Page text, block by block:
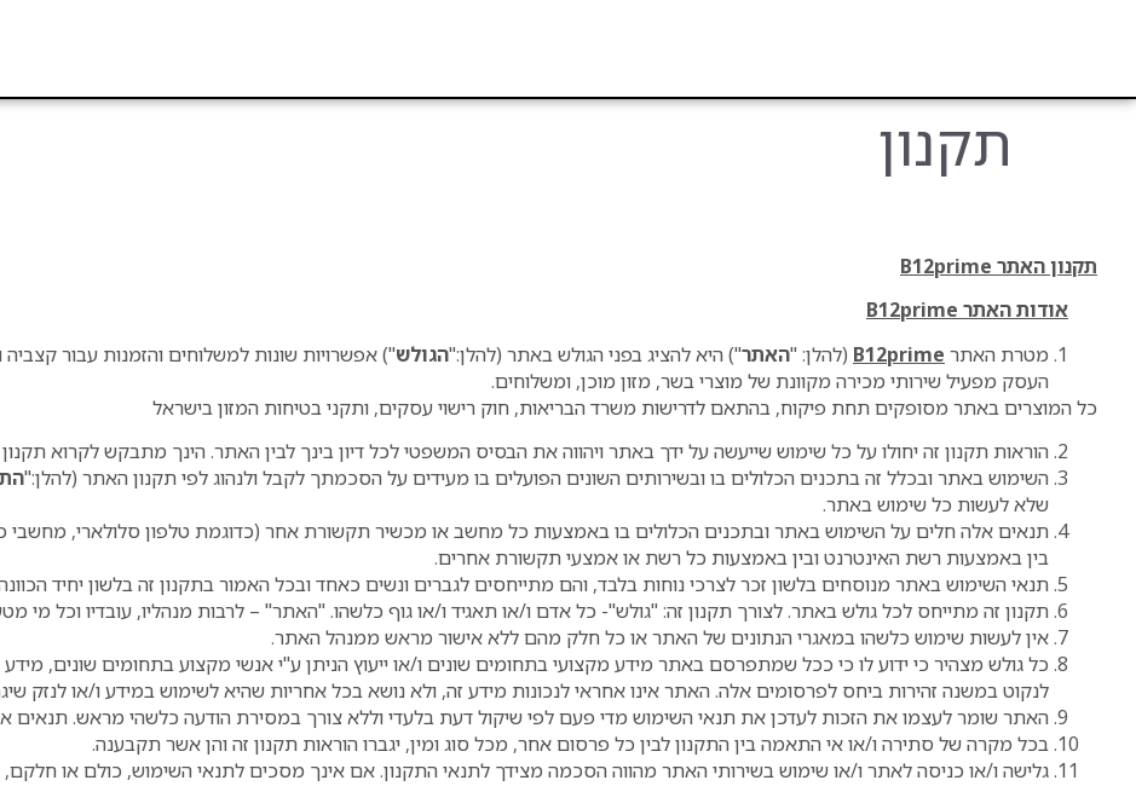
תקנון
תקנון האתר B12prime
אודות האתר B12prime
מטרת האתר B12prime (להלן: "האתר") היא להציג בפני הגולש באתר (להלן:"הגולש") אפשרויות שונות למשלוחים והזמנות עבור
העסק מפעיל שירותי מכירה מקוונת של מוצרי בשר, מזון מוכן, ומשלוחים.
כל המוצרים באתר מסופקים תחת פיקוח, בהתאם לדרישות משרד הבריאות, חוק רישוי עסקים, ותקני בטיחות המזון בישראל
הוראות תקנון זה יחולו על כל שימוש שייעשה על ידך באתר ויהווה את הבסיס המשפטי לכל דיון בינך לבין האתר. הינך מתבקש לקרוא תקנון
השימוש באתר ובכלל זה בתכנים הכלולים בו ובשירותים השונים הפועלים בו מעידים על הסכמתך לקבל ולנהוג לפי תקנון האתר (להלן:"
שלא לעשות כל שימוש באתר.
תנאים אלה חלים על השימוש באתר ובתכנים הכלולים בו באמצעות כל מחשב או מכשיר תקשורת אחר (כדוגמת טלפון סלולארי, מחשבי
בין באמצעות רשת האינטרנט ובין באמצעות כל רשת או אמצעי תקשורת אחרים.
תנאי השימוש באתר מנוסחים בלשון זכר לצרכי נוחות בלבד, והם מתייחסים לגברים ונשים כאחד ובכל האמור בתקנון זה בלשון יחיד
תקנון זה מתייחס לכל גולש באתר. לצורך תקנון זה: "גולש"- כל אדם ו/או תאגיד ו/או גוף כלשהו. "האתר" – לרבות מנהליו, עובדיו וכל מי
אין לעשות שימוש כלשהו במאגרי הנתונים של האתר או כל חלק מהם ללא אישור מראש ממנהל האתר.
כל גולש מצהיר כי ידוע לו כי ככל שמתפרסם באתר מידע מקצועי בתחומים שונים ו/או ייעוץ הניתן ע"י אנשי מקצוע בתחומים שונים,
לנקוט במשנה זהירות ביחס לפרסומים אלה. האתר אינו אחראי לנכונות מידע זה, ולא נושא בכל אחריות שהיא לשימוש במידע ו/או לנזק
האתר שומר לעצמו את הזכות לעדכן את תנאי השימוש מדי פעם לפי שיקול דעת בלעדי וללא צורך במסירת הודעה כלשהי מראש. תנאים
בכל מקרה של סתירה ו/או אי התאמה בין התקנון לבין כל פרסום אחר, מכל סוג ומין, יגברו הוראות תקנון זה והן אשר תקבענה.
גלישה ו/או כניסה לאתר ו/או שימוש בשירותי האתר מהווה הסכמה מצידך לתנאי התקנון. אם אינך מסכים לתנאי השימוש, כולם או